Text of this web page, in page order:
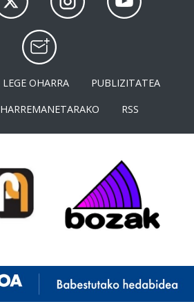
LEGE OHARRA
PUBLIZITATEA
HARREMANETARAKO RSS